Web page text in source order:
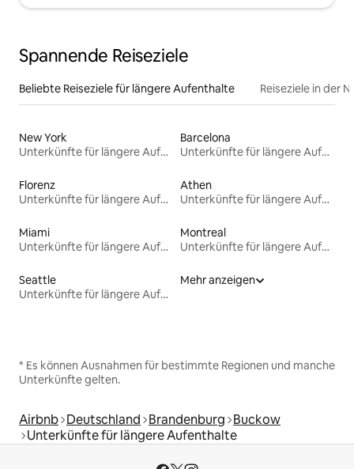
Spannende Reiseziele
Beliebte Reiseziele für längere Aufenthalte Reiseziele in der
New York
Unterkünfte für längere Aufenthalte
Barcelona
Unterkünfte für längere Aufenthalte
Florenz
Unterkünfte für längere Aufenthalte
Athen
Unterkünfte für längere Aufenthalte
Miami
Unterkünfte für längere Aufenthalte
Montreal
Unterkünfte für längere Aufenthalte
Seattle
Unterkünfte für längere Aufenthalte
Mehr anzeigen
* Es können Ausnahmen für bestimmte Regionen und manche
Unterkünfte gelten.
Airbnb Deutschland Brandenburg Buckow
Unterkünfte für längere Aufenthalte